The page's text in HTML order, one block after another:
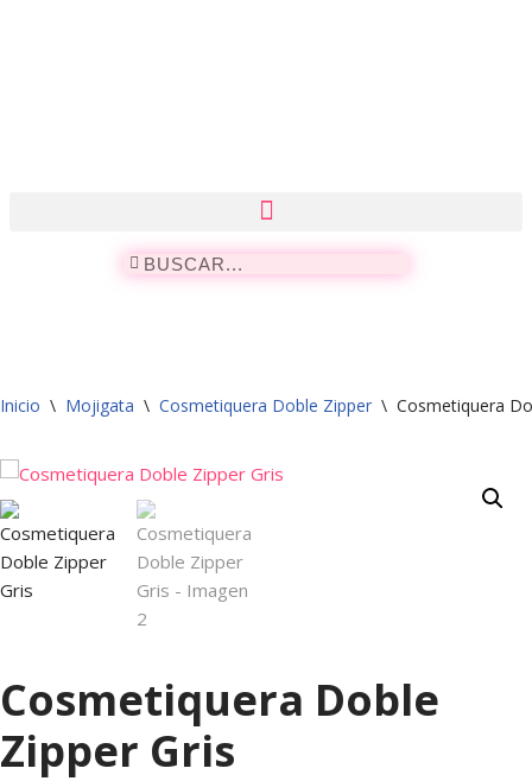
Inicio \ Mojigata \ Cosmetiquera Doble Zipper \ Cosmetiquera
Cosmetiquera Doble
Zipper Gris